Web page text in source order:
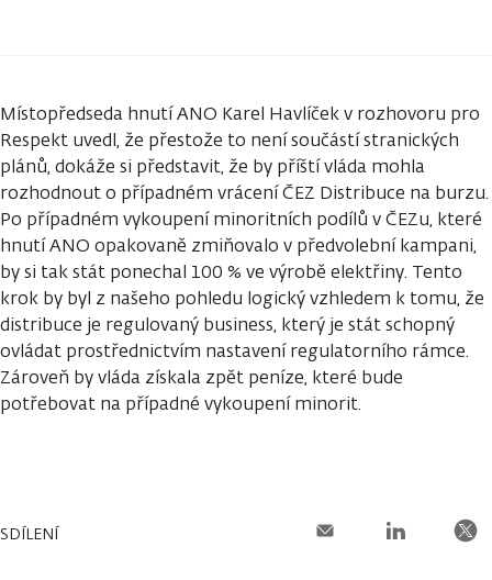
Místopředseda hnutí ANO Karel Havlíček v rozhovoru pro
Respekt uvedl, že přestože to není součástí stranických
plánů, dokáže si představit, že by příští vláda mohla
rozhodnout o případném vrácení ČEZ Distribuce na burzu.
Po případném vykoupení minoritních podílů v ČEZu, které
hnutí ANO opakovaně zmiňovalo v předvolební kampani,
by si tak stát ponechal 100 % ve výrobě elektřiny. Tento
krok by byl z našeho pohledu logický vzhledem k tomu, že
distribuce je regulovaný business, který je stát schopný
ovládat prostřednictvím nastavení regulatorního rámce.
Zároveň by vláda získala zpět peníze, které bude
potřebovat na případné vykoupení minorit.
SDÍLENÍ